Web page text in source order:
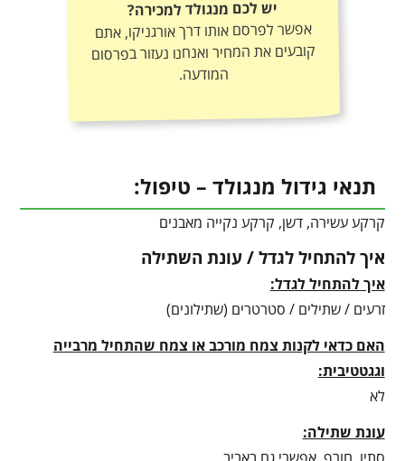
יש לכם מנגולד למכירה?
אפשר לפרסם אותו דרך אורגניקו, אתם
קובעים את המחיר ואנחנו נעזור בפרסום
המודעה.
תנאי גידול מנגולד – טיפול:
קרקע עשירה, דשן, קרקע נקייה מאבנים
איך להתחיל לגדל / עונת השתילה
איך להתחיל לגדל:
זרעים / שתילים / סטרטרים (שתילונים)
האם כדאי לקנות צמח מורכב או צמח שהתחיל מרבייה
וגגטטיבית:
לא
עונת שתילה: